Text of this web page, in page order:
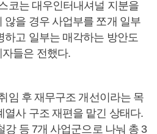
코는 대우인터내셔널 지분을
않을 경우 사업부를 쪼개 일부
하고 일부는 매각하는 방안도
들은 전했다.
임 후 재무구조 개선이라는 목
열사 구조 재편을 맡긴 상태다.
강 등 7개 사업군으로 나눠 총 3